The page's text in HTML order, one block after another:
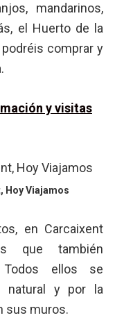
mandarinos,
el Huerto de la
comprar y
y visitas
Hoy Viajamos
en Carcaixent
que también
ellos se
natural y por la
sus muros.